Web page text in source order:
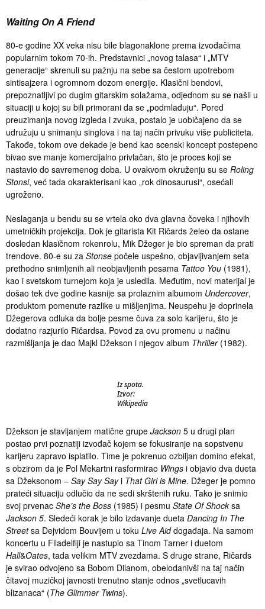
Waiting On A Friend
80-e godine XX veka nisu bile blagonaklone prema izvođačima
popularnim tokom 70-ih. Predstavnici „novog talasa“ i „MTV
generacije“ skrenuli su pažnju na sebe sa čestom upotrebom
sintisajzera i ogromnom dozom energije. Klasični bendovi,
prepoznatljivi po dugim gitarskim solažama, odjednom su se našli u
situaciji u kojoj su bili primorani da se „podmlađuju“. Pored
preuzimanja novog izgleda i zvuka, postalo je uobičajeno da se
udružuju u snimanju singlova i na taj način privuku više publiciteta.
Takođe, tokom ove dekade je bend kao scenski koncept postepeno
bivao sve manje komercijalno privlačan, što je proces koji se
nastavio do savremenog doba. U ovakvom okruženju su se Roling
Stonsi, već tada okarakterisani kao „rok dinosaurusi“, osećali
ugroženo.
Neslaganja u bendu su se vrtela oko dva glavna čoveka i njihovih
umetničkih projekcija. Dok je gitarista Kit Ričards želeo da ostane
dosledan klasičnom rokenrolu, Mik Džeger je bio spreman da prati
trendove. 80-e su za Stonse počele uspešno, objavljivanjem seta
prethodno snimljenih ali neobjavljenih pesama Tattoo You (1981),
kao i svetskom turnejom koja je usledila. Međutim, novi materijal je
došao tek dve godine kasnije sa prolaznim albumom Undercover,
produktom pomenute razlike u mišljenjima. Neuspehu je doprinela
Džegerova odluka da bolje pesme čuva za solo karijeru, što je
dodatno razjurilo Ričardsa. Povod za ovu promenu u načinu
razmišljanja je dao Majkl Džekson i njegov album Thriller (1982).
Iz spota.
Izvor:
Wikipedia
Džekson je stavljanjem matične grupe Jackson 5 u drugi plan
postao prvi poznatiji izvođač kojem se fokusiranje na sopstvenu
karijeru zapravo isplatilo. Time je pokrenuo ozbiljan domino efekat,
s obzirom da je Pol Mekartni rasformirao Wings i objavio dva dueta
sa Džeksonom – Say Say Sayi That Girl is Mine. Džeger je pomno
prateći situaciju odlučio da ne sedi skrštenih ruku. Tako je snimio
svoj prvenac She’s the Boss (1985) i pesmu State Of Shock sa
Jackson 5. Sledeći korak je bilo izdavanje dueta Dancing In The
Streetsa Dejvidom Bouvijem u toku Live Aiddogađaja. Na samom
koncertu u Filadelfiji je nastupio sa Tinom Tarner i duetom
Hall&Oates, tada velikim MTV zvezdama. S druge strane, Ričards
je svirao odvojeno sa Bobom Dilanom, obelodanivši na taj način
čitavoj muzičkoj javnosti trenutno stanje odnos „svetlucavih
blizanaca“ (The Glimmer Twins).